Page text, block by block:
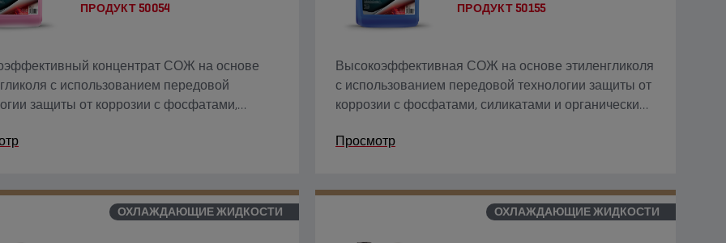
ПРОДУКТ50054
концентрат СОЖ на основе
с использованием передовой
защиты от коррозии с фосфатами,
двигателей с высокими
в областях применения, для
допустимы жидкости G13, G12++, G12+ и G11.
ПРОДУКТ50155
Высокоэффективная СОЖ на основе этиленгликоля
с использованием передовой технологии защиты от
коррозии с фосфатами, силикатами и органическими
высокими эксплуатационными характеристиками;
Просмотр
ОХЛАЖДАЮЩИЕ ЖИДКОСТИ ОХЛАЖДАЮЩИЕ ЖИДКОСТИ